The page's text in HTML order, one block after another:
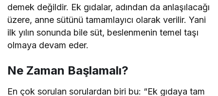
demek değildir. Ek gıdalar, adından da anlaşılacağı
üzere, anne sütünü tamamlayıcı olarak verilir. Yani
ilk yılın sonunda bile süt, beslenmenin temel taşı
olmaya devam eder.
Ne Zaman Başlamalı?
En çok sorulan sorulardan biri bu: “Ek gıdaya tam